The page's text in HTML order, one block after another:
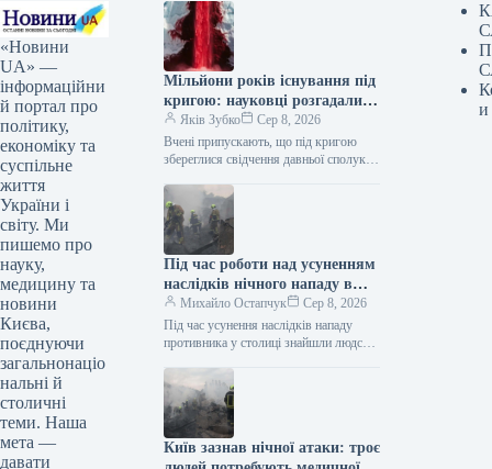
«Новини
UA» —
інформаційни
й портал про
політику,
економіку та
суспільне
життя
України і
світу. Ми
пишемо про
науку,
медицину та
новини
Києва,
поєднуючи
загальнонаціо
нальні й
столичні
теми. Наша
мета —
давати
Мільйони років існування під
кригою: науковці розгадали
загадку Кривавих водоспадів
Яків Зубко
Сер 8, 2026
Вчені припускають, що під кригою
збереглися свідчення давньої сполуки
басейном. Кривавий водоспад в
Антарктиді / ©…
Під час роботи над усуненням
наслідків нічного нападу в
Києві знайдено людське тіло.
Михайло Остапчук
Сер 8, 2026
Під час усунення наслідків нападу
противника у столиці знайшли людське
у Телеграмі написала Київська…
Київ зазнав нічної атаки: троє
и